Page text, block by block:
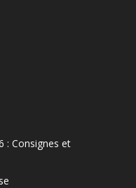
: Consignes et